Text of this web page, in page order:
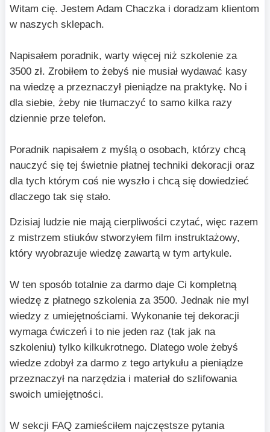
Witam cię. Jestem Adam Chaczka i doradzam klientom
w naszych sklepach.
Napisałem poradnik, warty więcej niż szkolenie za
3500 zł. Zrobiłem to żebyś nie musiał wydawać kasy
na wiedzę a przeznaczył pieniądze na praktykę. No i
dla siebie, żeby nie tłumaczyć to samo kilka razy
dziennie prze telefon.
Poradnik napisałem z myślą o osobach, którzy chcą
nauczyć się tej świetnie płatnej techniki dekoracji oraz
dla tych którym coś nie wyszło i chcą się dowiedzieć
dlaczego tak się stało.
Dzisiaj ludzie nie mają cierpliwości czytać, więc razem
z mistrzem stiuków stworzyłem film instruktażowy,
który wyobrazuje wiedzę zawartą w tym artykule.
W ten sposób totalnie za darmo daje Ci kompletną
wiedzę z płatnego szkolenia za 3500. Jednak nie myl
wiedzy z umiejętnościami. Wykonanie tej dekoracji
wymaga ćwiczeń i to nie jeden raz (tak jak na
szkoleniu) tylko kilkukrotnego. Dlatego wole żebyś
wiedze zdobył za darmo z tego artykułu a pieniądze
przeznaczył na narzędzia i materiał do szlifowania
swoich umiejętności.
W sekcji FAQ zamieściłem najczęstsze pytania